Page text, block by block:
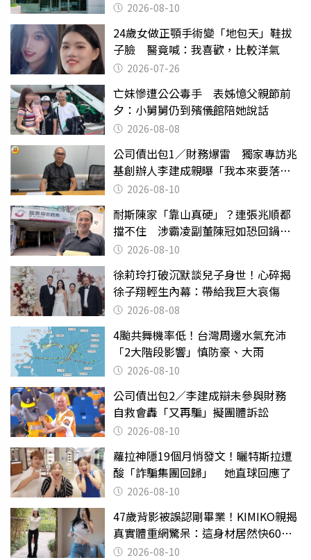
2026-08-10
24歲女做正顎手術變「地包天」鞋拔
子臉 醫竟喊：我喜歡，比較洋氣
2026-07-26
亡妹慘遭公公毒手 表姊憶父親節前
夕：小舅舅仍到殯儀館陪她說話
2026-08-08
公司債出包1／財務爆雷 獨家專訪兆
基創辦人李建成親曝「我本來要落
跑」2026-08-10
耐斯陳家「靠山真硬」？連張兆順都
擋不住 涉霸凌副董陳冠如恐回鍋國
票證2026-08-10
徐莉玲打破沉默談兒子身世！心碎揭
徐子翔輕生內幕：帶給我巨大哀傷
2026-08-08
4颱共舞機率低！台灣周邊水氣充沛
「2大階段影響」慎防豪、大雨
2026-08-10
公司債出包2／李建成辯未參與財務
自救會轟「又再騙」擬團體訴訟
2026-08-10
蘿拉神隱19個月悄發文！曬特斯拉遭
酸「詐騙集團回歸」 她直球回應了
2026-08-10
47歲背影被誤認剛畢業！KIMIKO親揭
真實體重網驚呆：這身材居然快60公
斤？2026-08-10